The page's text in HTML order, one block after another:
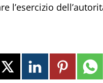
l’esercizio